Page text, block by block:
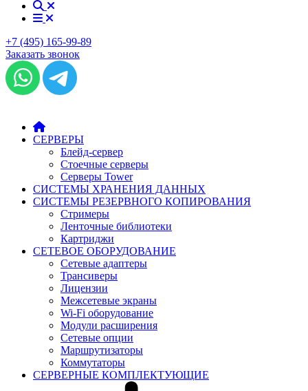
+7 (495) 165-99-89
Заказать звонок
СЕРВЕРЫ
Блейд-сервер
Стоечные серверы
Серверы Tower
СИСТЕМЫ ХРАНЕНИЯ ДАННЫХ
СИСТЕМЫ РЕЗЕРВНОГО КОПИРОВАНИЯ
Стримеры
Ленточные библиотеки
Картриджи
СЕТЕВОЕ ОБОРУДОВАНИЕ
Сетевые адаптеры
Трансиверы
Лицензии
Межсетевые экраны
Wi-Fi оборудование
Модули расширения
Сетевые опции
Маршрутизаторы
Коммутаторы
СЕРВЕРНЫЕ КОМПЛЕКТУЮЩИЕ